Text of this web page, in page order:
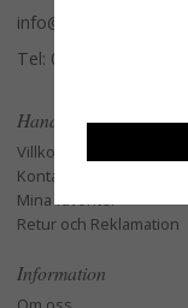
info@glasverandan.se
Tel: 079-3495968
Handla
Villkor
Kontakta oss
Mina favoriter
Retur och Reklamation
Information